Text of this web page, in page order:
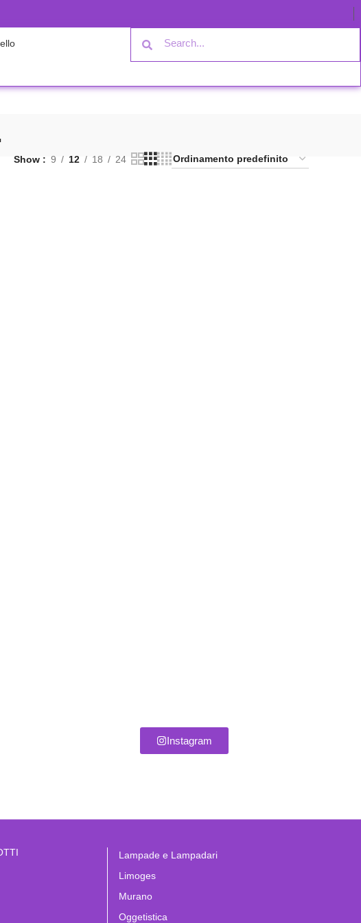
Show 9 12 18 24
Instagram
Lampade e Lampadari
Limoges
Murano
Oggetistica